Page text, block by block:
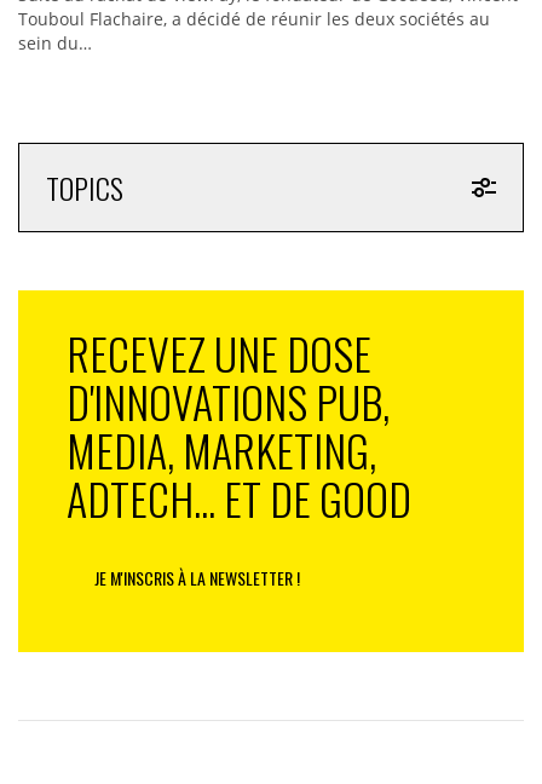
Touboul Flachaire, a décidé de réunir les deux sociétés au
sein du…
TOPICS
RECEVEZ UNE DOSE
D'INNOVATIONS PUB,
MEDIA, MARKETING,
ADTECH... ET DE GOOD
JE M'INSCRIS À LA NEWSLETTER !